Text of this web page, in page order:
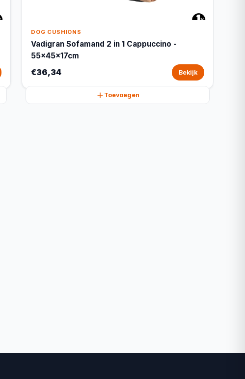
DOG CUSHIONS
Vadigran Sofamand 2 in 1 Cappuccino -
55x45x17cm
€36,34 Bekijk
Toevoegen